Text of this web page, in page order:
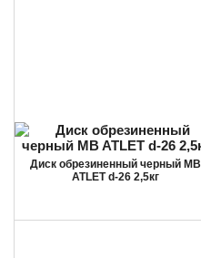
Диск обрезиненный черный MB
ATLET d-26 2,5кг